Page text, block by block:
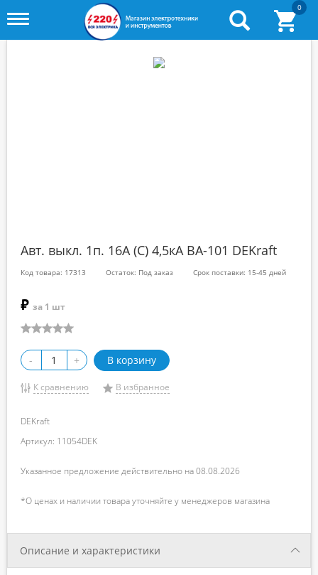
Toggle
0
Авт. выкл. 1п. 16А (С) 4,5кА ВА-101 DEKraft
Код товара: 17313 Остаток: Под заказ Срок поставки: 15-45 дней
₽ за 1 шт
- + В корзину
К сравнению В избранное
DEKraft
Артикул: 11054DEK
Указанное предложение действительно на 08.08.2026
*О ценах и наличии товара уточняйте у менеджеров магазина
Описание и характеристики